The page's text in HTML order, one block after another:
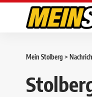
Mein Stolberg >